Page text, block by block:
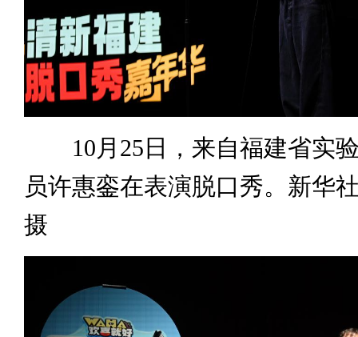
10月25日，来自福建省实
员许惠銮在表演脱口秀。新华
摄